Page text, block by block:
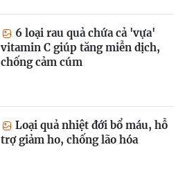
6 loại rau quả chứa cả 'vựa'
vitamin C giúp tăng miễn dịch,
chống cảm cúm
Loại quả nhiệt đới bổ máu, hỗ
trợ giảm ho, chống lão hóa